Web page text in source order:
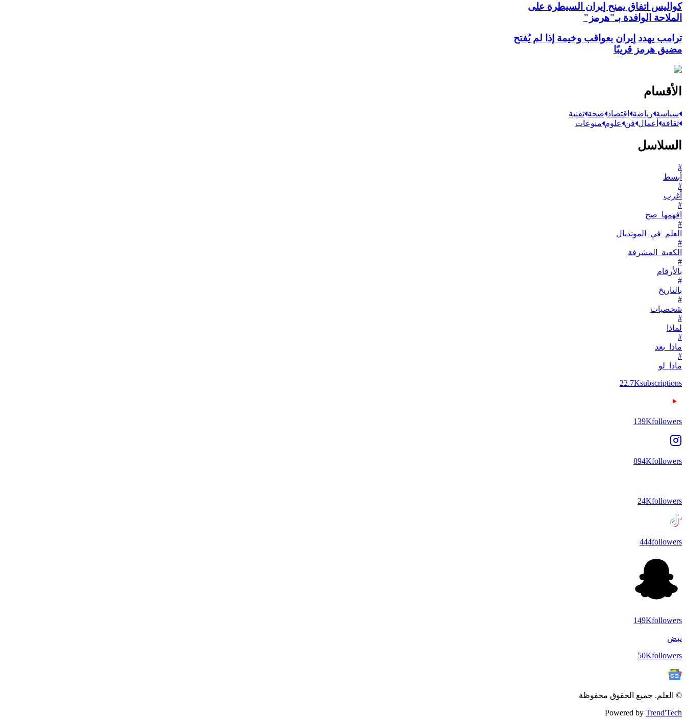
كواليس اتفاق يمنح إيران السيطرة على
الملاحة الوافدة بـ"هرمز"
ترامب يهدد إيران بعواقب وخيمة إذا لم يُفتح
مضيق هرمز قريبًا
الأقسام
سياسة رياضة اقتصاد صحة تقنية
ثقافة
أعمال فن علوم منوعات
السلاسل
#
أبسط
#
أغرب
#
افهمها_صح
#
العلم_في_المونديال
#
الكعبة_المشرفة
#
بالأرقام
#
بالتاريخ
#
شخصيات
#
لماذا
#
ماذا_بعد
#
ماذا_لو
22.7Ksubscriptions
139Kfollowers
894Kfollowers
24Kfollowers
444followers
149Kfollowers
نبض
50Kfollowers
© العلم. جميع الحقوق محفوظة
Powered by Trend'Tech